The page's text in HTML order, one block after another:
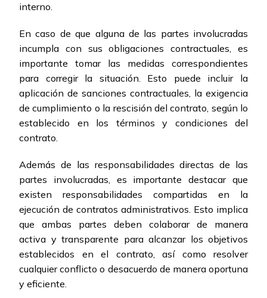
interno.
En caso de que alguna de las partes involucradas
incumpla con sus obligaciones contractuales, es
importante tomar las medidas correspondientes
para corregir la situación. Esto puede incluir la
aplicación de sanciones contractuales, la exigencia
de cumplimiento o la rescisión del contrato, según lo
establecido en los términos y condiciones del
contrato.
Además de las responsabilidades directas de las
partes involucradas, es importante destacar que
existen responsabilidades compartidas en la
ejecución de contratos administrativos. Esto implica
que ambas partes deben colaborar de manera
activa y transparente para alcanzar los objetivos
establecidos en el contrato, así como resolver
cualquier conflicto o desacuerdo de manera oportuna
y eficiente.